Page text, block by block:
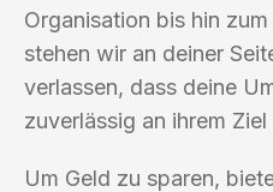
Organisation bis hin
stehen wir an deiner
verlassen, dass deine
zuverlässig an ihrem
Um Geld zu sparen,